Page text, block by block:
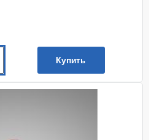
Купить